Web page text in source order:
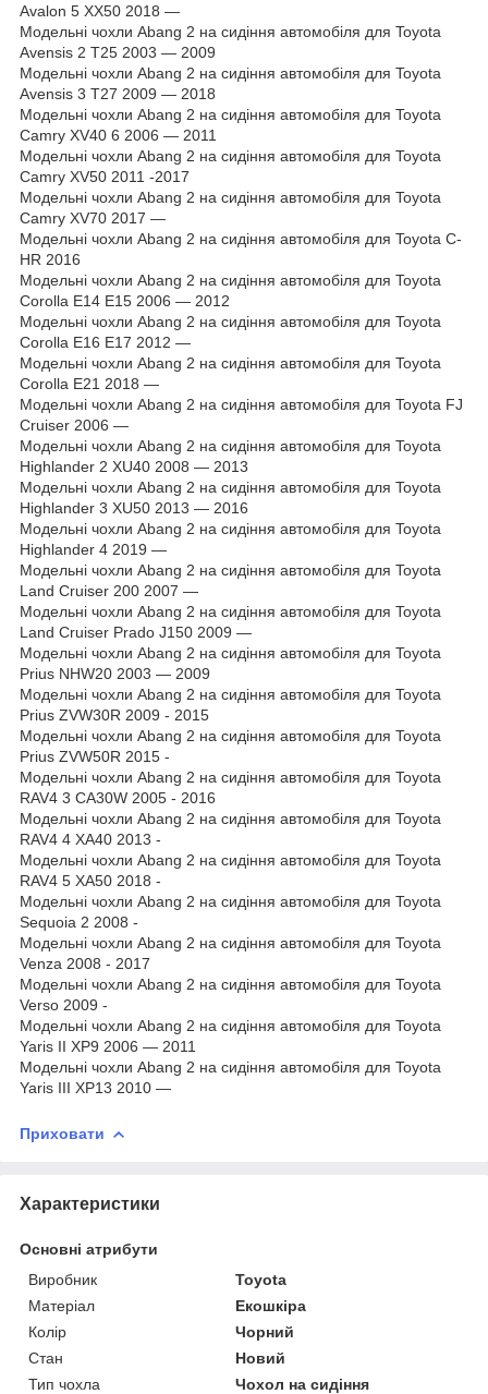
Avalon 5 XX50 2018 —
Модельні чохли Abang 2 на сидіння автомобіля для Toyota
Avensis 2 T25 2003 — 2009
Модельні чохли Abang 2 на сидіння автомобіля для Toyota
Avensis 3 T27 2009 — 2018
Модельні чохли Abang 2 на сидіння автомобіля для Toyota
Camry XV40 6 2006 — 2011
Модельні чохли Abang 2 на сидіння автомобіля для Toyota
Camry XV50 2011 -2017
Модельні чохли Abang 2 на сидіння автомобіля для Toyota
Camry XV70 2017 —
Модельні чохли Abang 2 на сидіння автомобіля для Toyota C-
HR 2016
Модельні чохли Abang 2 на сидіння автомобіля для Toyota
Corolla E14 E15 2006 — 2012
Модельні чохли Abang 2 на сидіння автомобіля для Toyota
Corolla E16 E17 2012 —
Модельні чохли Abang 2 на сидіння автомобіля для Toyota
Corolla E21 2018 —
Модельні чохли Abang 2 на сидіння автомобіля для Toyota FJ
Cruiser 2006 —
Модельні чохли Abang 2 на сидіння автомобіля для Toyota
Highlander 2 XU40 2008 — 2013
Модельні чохли Abang 2 на сидіння автомобіля для Toyota
Highlander 3 XU50 2013 — 2016
Модельні чохли Abang 2 на сидіння автомобіля для Toyota
Highlander 4 2019 —
Модельні чохли Abang 2 на сидіння автомобіля для Toyota
Land Cruiser 200 2007 —
Модельні чохли Abang 2 на сидіння автомобіля для Toyota
Land Cruiser Prado J150 2009 —
Модельні чохли Abang 2 на сидіння автомобіля для Toyota
Prius NHW20 2003 — 2009
Модельні чохли Abang 2 на сидіння автомобіля для Toyota
Prius ZVW30R 2009 - 2015
Модельні чохли Abang 2 на сидіння автомобіля для Toyota
Prius ZVW50R 2015 -
Модельні чохли Abang 2 на сидіння автомобіля для Toyota
RAV4 3 CA30W 2005 - 2016
Модельні чохли Abang 2 на сидіння автомобіля для Toyota
RAV4 4 XA40 2013 -
Модельні чохли Abang 2 на сидіння автомобіля для Toyota
RAV4 5 XA50 2018 -
Модельні чохли Abang 2 на сидіння автомобіля для Toyota
Sequoia 2 2008 -
Модельні чохли Abang 2 на сидіння автомобіля для Toyota
Venza 2008 - 2017
Модельні чохли Abang 2 на сидіння автомобіля для Toyota
Verso 2009 -
Модельні чохли Abang 2 на сидіння автомобіля для Toyota
Yaris II XP9 2006 — 2011
Модельні чохли Abang 2 на сидіння автомобіля для Toyota
Yaris III XP13 2010 —
Приховати
Характеристики
Основні атрибути
Виробник
Toyota
Матеріал
Екошкіра
Колір
Чорний
Стан
Новий
Тип чохла
Чохол на сидіння